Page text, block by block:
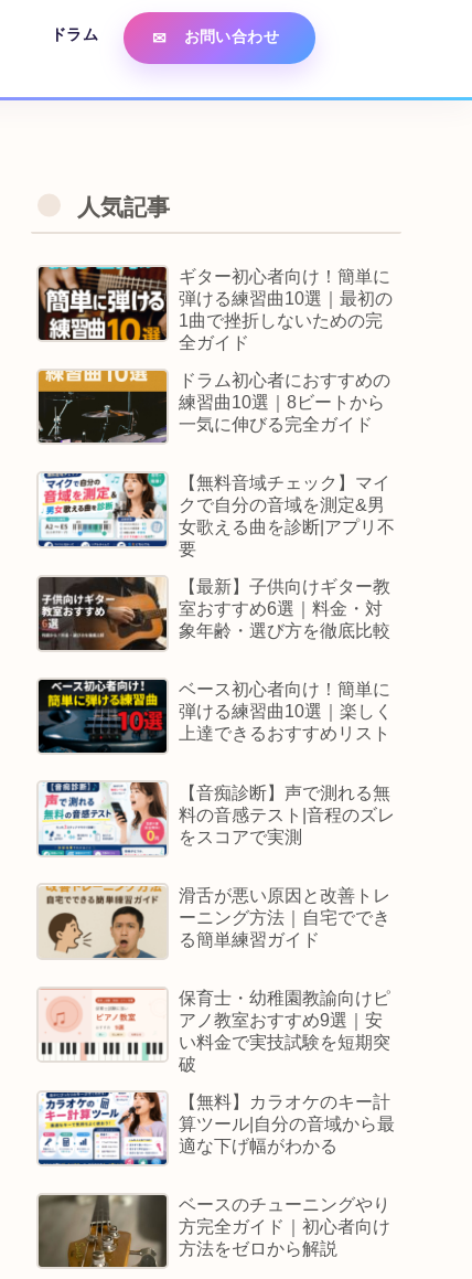
ドラム お問い合わせ
人気記事
ギター初心者向け！簡単に
弾ける練習曲10選｜最初の
1曲で挫折しないための完
全ガイド
ドラム初心者におすすめの
練習曲10選｜8ビートから
一気に伸びる完全ガイド
【無料音域チェック】マイ
クで自分の音域を測定&男
女歌える曲を診断|アプリ不
要
【最新】子供向けギター教
室おすすめ6選｜料金・対
象年齢・選び方を徹底比較
ベース初心者向け！簡単に
弾ける練習曲10選｜楽しく
上達できるおすすめリスト
【音痴診断】声で測れる無
料の音感テスト|音程のズレ
をスコアで実測
滑舌が悪い原因と改善トレ
ーニング方法｜自宅ででき
る簡単練習ガイド
保育士・幼稚園教諭向けピ
アノ教室おすすめ9選｜安
い料金で実技試験を短期突
破
【無料】カラオケのキー計
算ツール|自分の音域から最
適な下げ幅がわかる
ベースのチューニングやり
方完全ガイド｜初心者向け
方法をゼロから解説